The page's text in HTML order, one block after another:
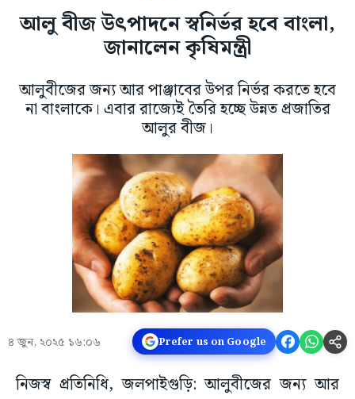
আলু বীজ উৎপাদনে স্বনির্ভর হবে বাংলা,
জানালেন কৃষিমন্ত্রী
আলুবীজের জন্য আর পাঞ্জাবের উপর নির্ভর করতে হবে
না বাংলাকে। এবার রাজ্যেই তৈরি হচ্ছে উন্নত প্রজাতির
আলুর বীজ।
৪ জুন, ২০২৫ ১৬:০৬ Prefer us on Google
নিজস্ব প্রতিনিধি, জলপাইগুড়ি: আলুবীজের জন্য আর